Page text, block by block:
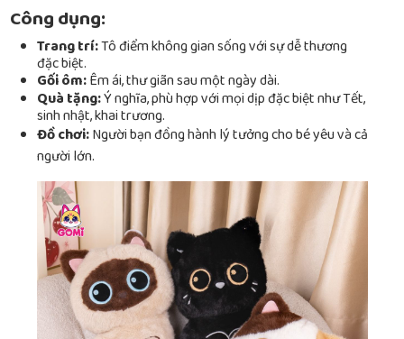
Công dụng:
Trang trí:Tô điểm không gian sống với sự dễ thương
đặc biệt.
Gối ôm:Êm ái, thư giãn sau một ngày dài.
Quà tặng:Ý nghĩa, phù hợp với mọi dịp đặc biệt như Tết,
sinh nhật, khai trương.
Đồ chơi:Người bạn đồng hành lý tưởng cho bé yêu và cả
người lớn.